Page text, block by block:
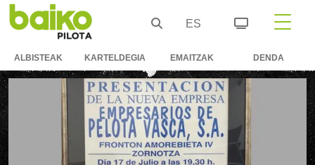
ES
ALBISTEAK KARTELDEGIA EMAITZAK DENDA